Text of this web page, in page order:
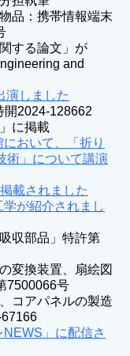
品：携帯情報端末
する論文」が
and
演しました
開2024-128662
に掲載
おいて、「折り
術」について講演
載されました
が紹介されまし
収部品」特許第
変換装置、扇絵図
7500066号
コアパネルの製造
」に配信さ